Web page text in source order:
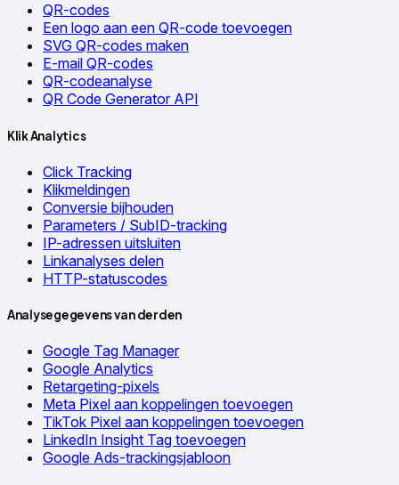
QR-codes
Een logo aan een QR-code toevoegen
SVG QR-codes maken
E-mail QR-codes
QR-codeanalyse
QR Code Generator API
Klik Analytics
Click Tracking
Klikmeldingen
Conversie bijhouden
Parameters / SubID-tracking
IP-adressen uitsluiten
Linkanalyses delen
HTTP-statuscodes
Analysegegevens van derden
Google Tag Manager
Google Analytics
Retargeting-pixels
Meta Pixel aan koppelingen toevoegen
TikTok Pixel aan koppelingen toevoegen
LinkedIn Insight Tag toevoegen
Google Ads-trackingsjabloon